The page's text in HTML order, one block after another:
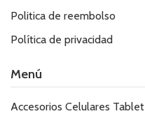
Politica de reembolso
Política de privacidad
Menú
Accesorios Celulares Tablet